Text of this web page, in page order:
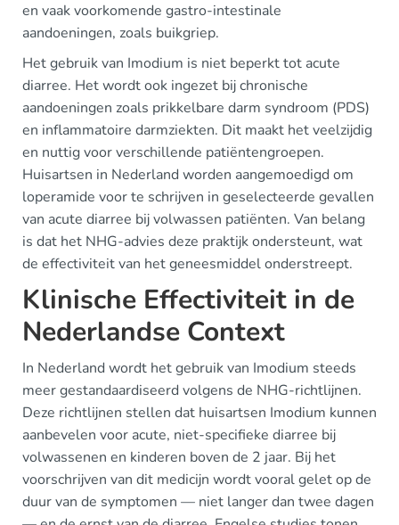
en vaak voorkomende gastro-intestinale
aandoeningen, zoals buikgriep.
Het gebruik van Imodium is niet beperkt tot acute
diarree. Het wordt ook ingezet bij chronische
aandoeningen zoals prikkelbare darm syndroom (PDS)
en inflammatoire darmziekten. Dit maakt het veelzijdig
en nuttig voor verschillende patiëntengroepen.
Huisartsen in Nederland worden aangemoedigd om
loperamide voor te schrijven in geselecteerde gevallen
van acute diarree bij volwassen patiënten. Van belang
is dat het NHG-advies deze praktijk ondersteunt, wat
de effectiviteit van het geneesmiddel onderstreept.
Klinische Effectiviteit in de
Nederlandse Context
In Nederland wordt het gebruik van Imodium steeds
meer gestandaardiseerd volgens de NHG-richtlijnen.
Deze richtlijnen stellen dat huisartsen Imodium kunnen
aanbevelen voor acute, niet-specifieke diarree bij
volwassenen en kinderen boven de 2 jaar. Bij het
voorschrijven van dit medicijn wordt vooral gelet op de
duur van de symptomen — niet langer dan twee dagen